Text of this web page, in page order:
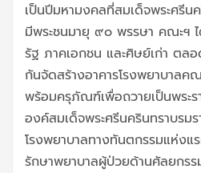
เป็นปีมหามงคลที่สมเด็จพระศรีน
มีพระชนมายุ ๙๐ พรรษา คณะฯ
รัฐ ภาคเอกชน และศิษย์เก่า ตล
กันจัดสร้างอาคารโรงพยาบาล
พร้อมครุภัณฑ์เพื่อถวายเป็นพระร
องค์สมเด็จพระศรีนครินทราบรม
โรงพยาบาลทางทันตกรรมแห่งแร
รักษาพยาบาลผู้ป่วยด้านศัลยกรร